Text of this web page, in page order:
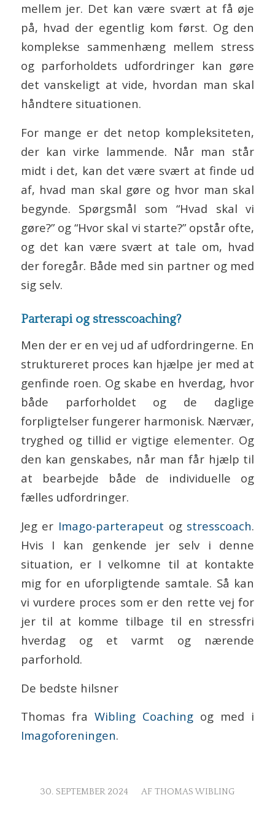
mellem jer. Det kan være svært at få øje
på, hvad der egentlig kom først. Og den
komplekse sammenhæng mellem stress
og parforholdets udfordringer kan gøre
det vanskeligt at vide, hvordan man skal
håndtere situationen.
For mange er det netop kompleksiteten,
der kan virke lammende. Når man står
midt i det, kan det være svært at finde ud
af, hvad man skal gøre og hvor man skal
begynde. Spørgsmål som “Hvad skal vi
gøre?” og “Hvor skal vi starte?” opstår ofte,
og det kan være svært at tale om, hvad
der foregår. Både med sin partner og med
sig selv.
Parterapi og stresscoaching?
Men der er en vej ud af udfordringerne. En
struktureret proces kan hjælpe jer med at
genfinde roen. Og skabe en hverdag, hvor
både parforholdet og de daglige
forpligtelser fungerer harmonisk. Nærvær,
tryghed og tillid er vigtige elementer. Og
den kan genskabes, når man får hjælp til
at bearbejde både de individuelle og
fælles udfordringer.
Jeg er Imago-parterapeut og stresscoach.
Hvis I kan genkende jer selv i denne
situation, er I velkomne til at kontakte
mig for en uforpligtende samtale. Så kan
vi vurdere proces som er den rette vej for
jer til at komme tilbage til en stressfri
hverdag og et varmt og nærende
parforhold.
De bedste hilsner
Thomas fra Wibling Coaching og med i
Imagoforeningen.
30. SEPTEMBER 2024
/ AFTHOMAS WIBLING